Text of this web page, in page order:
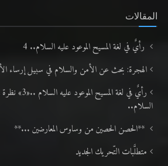
المقالات
رأيٌ في لغة المسيح الموعود عليه السلام.. 4
الهجرة: بحث عن الأمن والسلام في سبيل إرساء
رأيٌ في لغة
السلام..
**الحصن الحصين من وساوس المعارضين ...**
متطلَّبات التّحريك الجديد